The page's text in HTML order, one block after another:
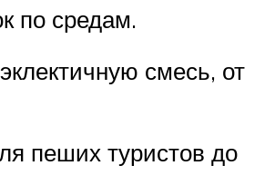
по средам.
смесь, от
пеших туристов до